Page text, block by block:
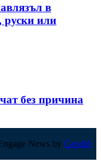
в
руски или
без причина
News by Candid